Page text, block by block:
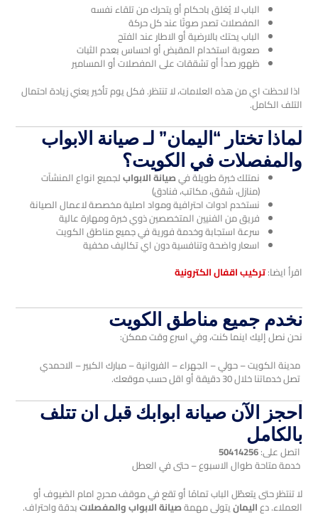
الباب لا يُغلق باحكام أو يتحرك من تلقاء نفسه
المفصلات تصدر صوتًا عند كل حركة
الباب يحتك بالارضية أو الاطار عند الفتح
صعوبة استخدام المقبض أو احساس بعدم الثبات
ظهور صدأ أو تشققات على المفصلات أو المسامير
اذا لاحظت اي من هذه العلامات، لا تنتظر. فكل يوم تأخير يعني زيادة احتمال
التلف الكامل.
لماذا تختار “اليمان” لـصيانة الابواب
والمفصلات في الكويت؟
نمتلك خبرة طويلة فيصيانة الابوابلجميع انواع المنشآت
(منازل، شقق، مكاتب، فنادق)
نستخدم ادوات احترافية ومواد اصلية مخصصة لاعمال الصيانة
فريق من الفنيين المتخصصين ذوي خبرة ومهارة عالية
سرعة استجابة وخدمة فورية في جميع مناطق الكويت
اسعار واضحة وتنافسية دون اي تكاليف مخفية
اقرأ ايضا:تركيب اقفال الكترونية
نخدم جميع مناطق الكويت
نحن نصل إليك اينما كنت، وفي اسرع وقت ممكن:
مدينة الكويت – حولي – الجهراء – الفروانية – مبارك الكبير – الاحمدي
تصل خدماتنا خلال 30 دقيقة أو اقل حسب موقعك.
احجز الآن صيانة ابوابك قبل ان تتلف
بالكامل
اتصل على:50414256
خدمة متاحة طوال الاسبوع – حتى في العطل
لا تنتظر حتى يتعطّل الباب تمامًا أو تقع في موقف محرج امام الضيوف أو
العملاء. دعاليمانيتولى مهمةصيانة الابواب والمفصلاتبدقة واحتراف.